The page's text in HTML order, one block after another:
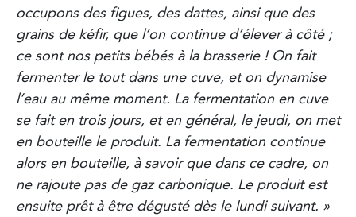
occupons des figues, des dattes, ainsi que des
grains de kéfir, que l’on continue d’élever à côté ;
ce sont nos petits bébés à la brasserie ! On fait
fermenter le tout dans une cuve, et on dynamise
l’eau au même moment. La fermentation en cuve
se fait en trois jours, et en général, le jeudi, on met
en bouteille le produit. La fermentation continue
alors en bouteille, à savoir que dans ce cadre, on
ne rajoute pas de gaz carbonique. Le produit est
ensuite prêt à être dégusté dès le lundi suivant. »